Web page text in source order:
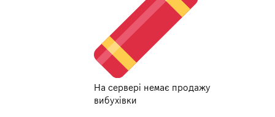
На сервері немає продажу
вибухівки